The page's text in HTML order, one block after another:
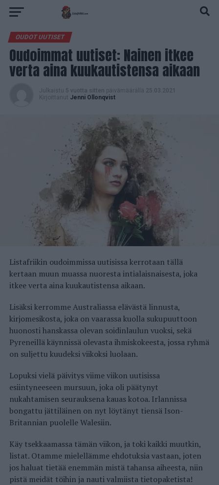
OUDOT UUTISET
Oudoimmat uutiset: Nainen itkee
verta aina kuukautistensa aikaan
Julkaistu 5 vuotta sitten päivämäärällä 25.03.2021
Kirjoittanut Jenni Ollonqvist
Listafriikin oudoimmissa uutisissa kerrotaan tällä
kertaan muun muassa nuoresta intialaisnaisesta, joka
itkee verta aina kuukautistensa aikaan.
Lisäksi kerromme Australiassa elävästä linnusta,
kirjomesikosta, joka on vaarassa kuolla sukupuuttoon
huonosti hanskassa olevan soidinlaulun vuoksi, sekä
Pyreneillä käynnissä olevasta ihmiskokeesta, jossa ryhmä
on suljettu kuudeksi viikoksi luolaan.
Lopuksi vielä päivitys viime viikon uutisissa
esiintyneeseen mursuun, joka oli päätynyt
nukahtamisen seurauksena kauas kotoa. Irlannissa
bongattu jättiläinen on nyt löytänyt tiensä Ison-
Britannian puolelle Walesiin.
Käy tsekkaamassa tämän viikon, ja toki kaikki muutkin,
listat. Otamme mielellämme ehdotuksia vastaan, joten
jos haluat tietää enemmän mistä tahansa aiheesta, niin
pistä meidät töihin ja nauti valmiista tietopaketista!